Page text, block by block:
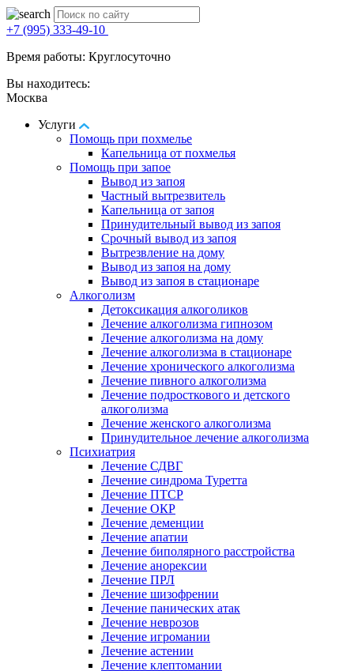
+7 (995) 333-49-10
Время работы: Круглосуточно
Вы находитесь:
Москва
Услуги
Помощь при похмелье
Капельница от похмелья
Помощь при запое
Вывод из запоя
Частный вытрезвитель
Капельница от запоя
Принудительный вывод из запоя
Срочный вывод из запоя
Вытрезвление на дому
Вывод из запоя на дому
Вывод из запоя в стационаре
Алкоголизм
Детоксикация алкоголиков
Лечение алкоголизма гипнозом
Лечение алкоголизма на дому
Лечение алкоголизма в стационаре
Лечение хронического алкоголизма
Лечение пивного алкоголизма
Лечение подросткового и детского
алкоголизма
Лечение женского алкоголизма
Принудительное лечение алкоголизма
Психиатрия
Лечение СДВГ
Лечение синдрома Туретта
Лечение ПТСР
Лечение ОКР
Лечение деменции
Лечение апатии
Лечение биполярного расстройства
Лечение анорексии
Лечение ПРЛ
Лечение шизофрении
Лечение панических атак
Лечение неврозов
Лечение игромании
Лечение астении
Лечение клептомании